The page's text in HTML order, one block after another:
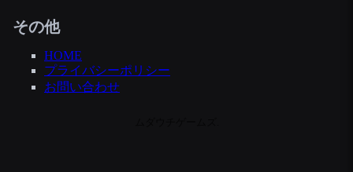
その他
HOME
プライバシーポリシー
お問い合わせ